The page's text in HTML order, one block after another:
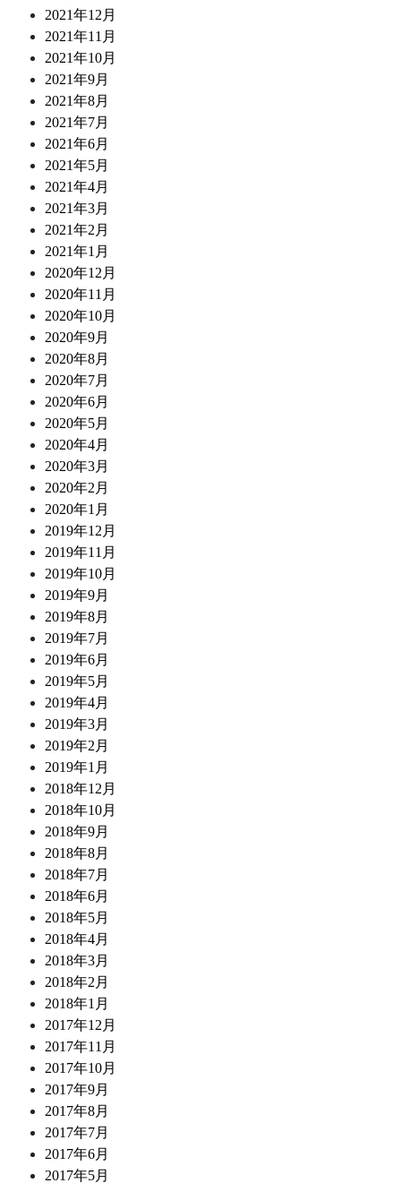
2021年12月
2021年11月
2021年10月
2021年9月
2021年8月
2021年7月
2021年6月
2021年5月
2021年4月
2021年3月
2021年2月
2021年1月
2020年12月
2020年11月
2020年10月
2020年9月
2020年8月
2020年7月
2020年6月
2020年5月
2020年4月
2020年3月
2020年2月
2020年1月
2019年12月
2019年11月
2019年10月
2019年9月
2019年8月
2019年7月
2019年6月
2019年5月
2019年4月
2019年3月
2019年2月
2019年1月
2018年12月
2018年10月
2018年9月
2018年8月
2018年7月
2018年6月
2018年5月
2018年4月
2018年3月
2018年2月
2018年1月
2017年12月
2017年11月
2017年10月
2017年9月
2017年8月
2017年7月
2017年6月
2017年5月